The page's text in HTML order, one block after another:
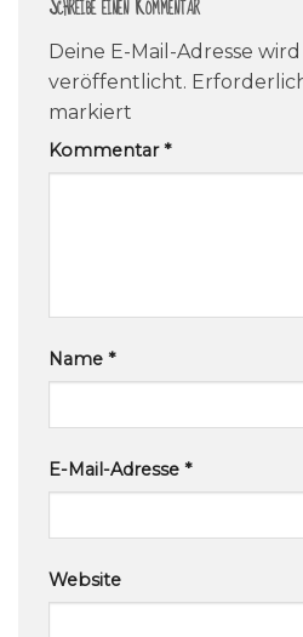
Deine E-Mail-Adresse
veröffentlicht.
markiert
Kommentar*
Name *
E-Mail-Adresse *
Website